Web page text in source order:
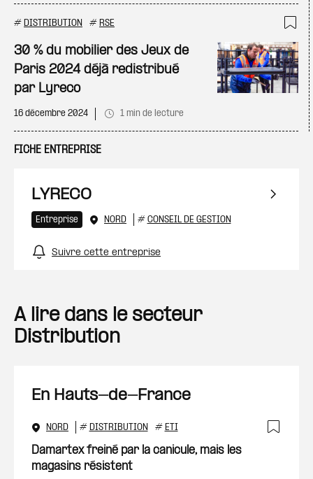
# DISTRIBUTION # RSE
30 % du mobilier des Jeux de
Paris 2024 déjà redistribué
par Lyreco
16 décembre 2024 1 min de lecture
FICHE ENTREPRISE
LYRECO
Entreprise NORD # CONSEIL DE GESTION
Suivre cette entreprise
A lire dans le secteur
Distribution
En Hauts-de-France
NORD # DISTRIBUTION # ETI
Damartex freiné par la canicule, mais les
magasins résistent